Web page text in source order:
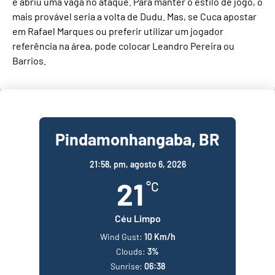
mais provável seria a volta de Dudu. Mas, se Cuca apostar
em Rafael Marques ou preferir utilizar um jogador
referência na área, pode colocar Leandro Pereira ou
Barrios.
Pindamonhangaba, BR
21:58, pm, agosto 6, 2026
21 °C
Céu Limpo
Wind Gust: 10 Km/h
Clouds: 3%
Sunrise: 06:38